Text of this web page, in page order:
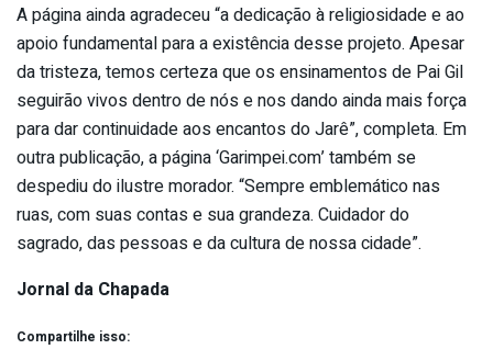
A página ainda agradeceu “a dedicação à religiosidade e ao
apoio fundamental para a existência desse projeto. Apesar
da tristeza, temos certeza que os ensinamentos de Pai Gil
seguirão vivos dentro de nós e nos dando ainda mais força
para dar continuidade aos encantos do Jarê”, completa. Em
outra publicação, a página ‘Garimpei.com’ também se
despediu do ilustre morador. “Sempre emblemático nas
ruas, com suas contas e sua grandeza. Cuidador do
sagrado, das pessoas e da cultura de nossa cidade”.
Jornal da Chapada
Compartilhe isso: